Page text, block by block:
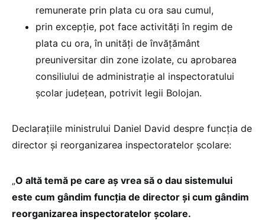
remunerate prin plata cu ora sau cumul,
prin excepție, pot face activități în regim de
plata cu ora, în unități de învățământ
preuniversitar din zone izolate, cu aprobarea
consiliului de administrație al inspectoratului
școlar județean, potrivit legii Bolojan.
Declarațiile ministrului Daniel David despre funcția de
director și reorganizarea inspectoratelor școlare:
„O altă temă pe care aș vrea să o dau sistemului
este cum gândim funcția de director și cum gândim
reorganizarea inspectoratelor școlare.